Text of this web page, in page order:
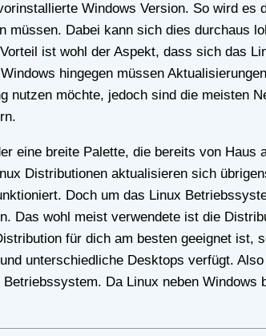
Windows Version. So wird es
Dabei kann sich dies durchaus
ist wohl der Aspekt, dass sich das
hingegen müssen
möchte, jedoch sind die meisten
Distributionen aktualisieren sich
Doch um das Linux
Das wohl meist verwendete ist die
für dich am besten geeignet ist,
unterschiedliche Desktops verfügt.
Da Linux neben Windows